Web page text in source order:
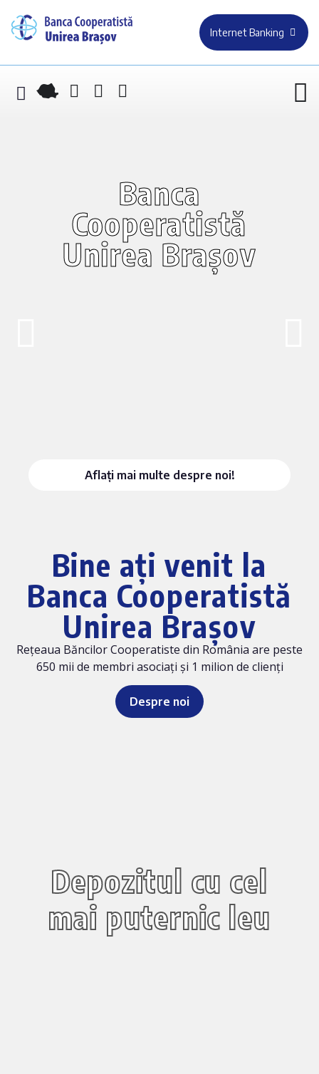
Internet Banking
Banca
Cooperatistă
Unirea Brașov
Aflați mai multe despre noi!
Bine ați venit la
Banca Cooperatistă
Unirea Brașov
Rețeaua Băncilor Cooperatiste din România are peste
650 mii de membri asociați și 1 milion de clienți
Despre noi
Depozitul cu cel
mai puternic leu